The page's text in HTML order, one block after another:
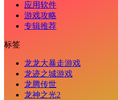
应用软件
游戏攻略
专辑推荐
标签
龙龙大暴走游戏
龙迹之城游戏
龙腾传世
龙神之光2